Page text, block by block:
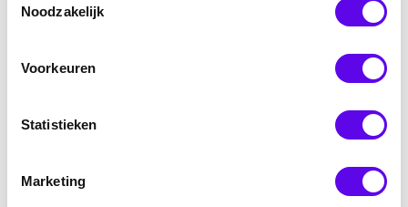
Noodzakelijk
Voorkeuren
Statistieken
Marketing
Bijverdieners
Downloads
Over ons